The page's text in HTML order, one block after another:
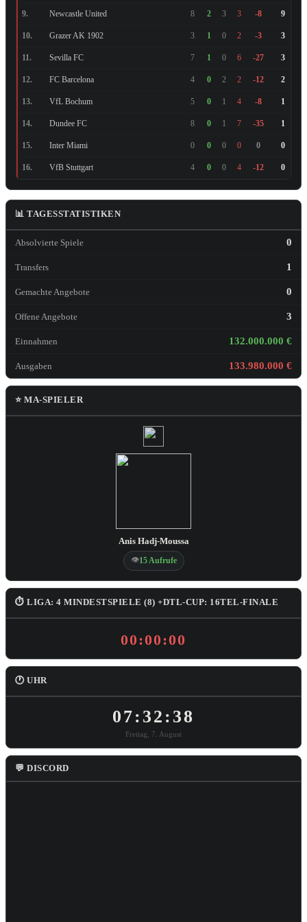
9. Newcastle United 8 2 3 3 -8 9
10. Grazer AK 1902 3 1 0 2 -3 3
11. Sevilla FC 7 1 0 6 -27 3
12. FC Barcelona 4 0 2 2 -12 2
13. VfL Bochum 5 0 1 4 -8 1
14. Dundee FC 8 0 1 7 -35 1
15. Inter Miami 0 0 0 0 0 0
16. VfB Stuttgart 4 0 0 4 -12 0
📊 TAGESSTATISTIKEN
Absolvierte Spiele 0
Transfers 1
Gemachte Angebote 0
Offene Angebote 3
Einnahmen 132.000.000 €
Ausgaben 133.980.000 €
⭐ MA-SPIELER
Anis Hadj-Moussa
👁15 Aufrufe
⏱ LIGA: 4 MINDESTSPIELE (8) +DTL-CUP: 16TEL-FINALE
00:00:00
🕐 UHR
07:32:38
Freitag, 7. August
💬 DISCORD